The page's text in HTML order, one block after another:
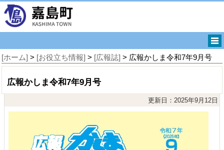
[ホーム] > [お役立ち情報] > [広報誌] > 広報かしま令和7年9月号
広報かしま令和7年9月号
更新日：2025年9月12日